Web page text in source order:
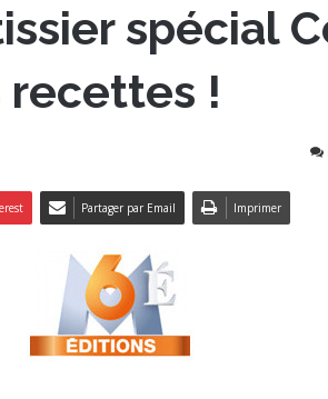
spécial
!
Partager par Email Imprimer